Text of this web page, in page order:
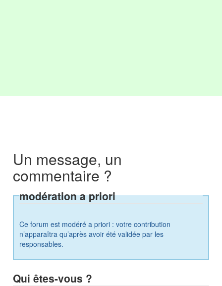
Un message, un
commentaire ?
modération a priori
Ce forum est modéré a priori : votre contribution
n’apparaîtra qu’après avoir été validée par les
responsables.
Qui êtes-vous ?